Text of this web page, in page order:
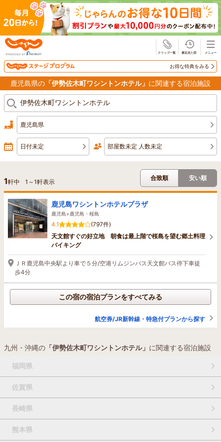
お得な特典をみる
鹿児島県の 「伊勢佐木町ワシントンホテル」 に関連する宿泊施設
鹿児島県
日付未定 部屋数未定 人数未定
1軒中 1 ～1軒表示
合致順 安い順
鹿児島ワシントンホテルプラザ
鹿児島>鹿児島・桜島
4.1
(797件)
天文館すぐの好立地 朝食は最上階で桜島を望む郷土料理
バイキング
ＪＲ鹿児島中央駅より車で５分/空港リムジンバス天文館バス停下車徒
歩4分
この宿の宿泊プランをすべてみる
航空券/JR新幹線・特急付プランから探す
九州・沖縄の 「伊勢佐木町ワシントンホテル」 に関連する宿泊施設
福岡県
佐賀県
長崎県
熊本県